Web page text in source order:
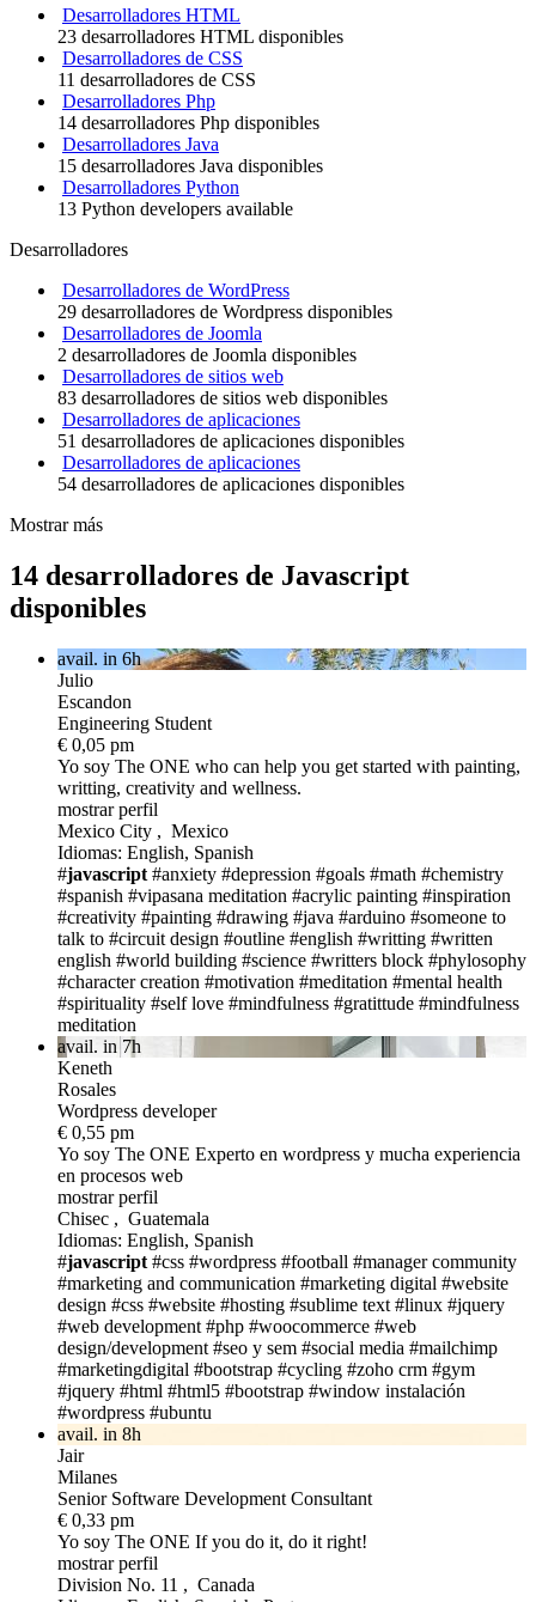
Desarrolladores HTML
23 desarrolladores HTML disponibles
Desarrolladores de CSS
11 desarrolladores de CSS
Desarrolladores Php
14 desarrolladores Php disponibles
Desarrolladores Java
15 desarrolladores Java disponibles
Desarrolladores Python
13 Python developers available
Desarrolladores
Desarrolladores de WordPress
29 desarrolladores de Wordpress disponibles
Desarrolladores de Joomla
2 desarrolladores de Joomla disponibles
Desarrolladores de sitios web
83 desarrolladores de sitios web disponibles
Desarrolladores de aplicaciones
51 desarrolladores de aplicaciones disponibles
Desarrolladores de aplicaciones
54 desarrolladores de aplicaciones disponibles
Mostrar más
14 desarrolladores de Javascript
disponibles
avail. in 6h
Julio
Escandon
Engineering Student
€ 0,05 pm
Yo soy The ONE who can help you get started with painting,
writting, creativity and wellness.
mostrar perfil
Mexico City , Mexico
Idiomas: English, Spanish
#javascript #anxiety #depression #goals #math #chemistry
#spanish #vipasana meditation #acrylic painting #inspiration
#creativity #painting #drawing #java #arduino #someone to
talk to #circuit design #outline #english #writting #written
english #world building #science #writters block #phylosophy
#character creation #motivation #meditation #mental health
#spirituality #self love #mindfulness #gratittude #mindfulness
meditation
avail. in 7h
Keneth
Rosales
Wordpress developer
€ 0,55 pm
Yo soy The ONE Experto en wordpress y mucha experiencia
en procesos web
mostrar perfil
Chisec , Guatemala
Idiomas: English, Spanish
#javascript #css #wordpress #football #manager community
#marketing and communication #marketing digital #website
design #css #website #hosting #sublime text #linux #jquery
#web development #php #woocommerce #web
design/development #seo y sem #social media #mailchimp
#marketingdigital #bootstrap #cycling #zoho crm #gym
#jquery #html #html5 #bootstrap #window instalación
#wordpress #ubuntu
avail. in 8h
Jair
Milanes
Senior Software Development Consultant
€ 0,33 pm
Yo soy The ONE If you do it, do it right!
mostrar perfil
Division No. 11 , Canada